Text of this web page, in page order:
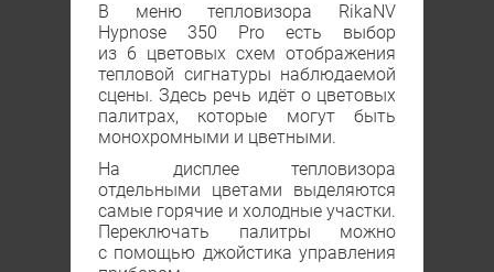
В меню тепловизора RikaNV
Hypnose 350 Рro есть выбор
из 6 цветовых схем отображения
тепловой сигнатуры наблюдаемой
сцены. Здесь речь идёт о цветовых
палитрах, которые могут быть
монохромными и цветными.
На дисплее тепловизора
отдельными цветами выделяются
самые горячие и холодные участки.
Переключать палитры можно
с помощью джойстика управления